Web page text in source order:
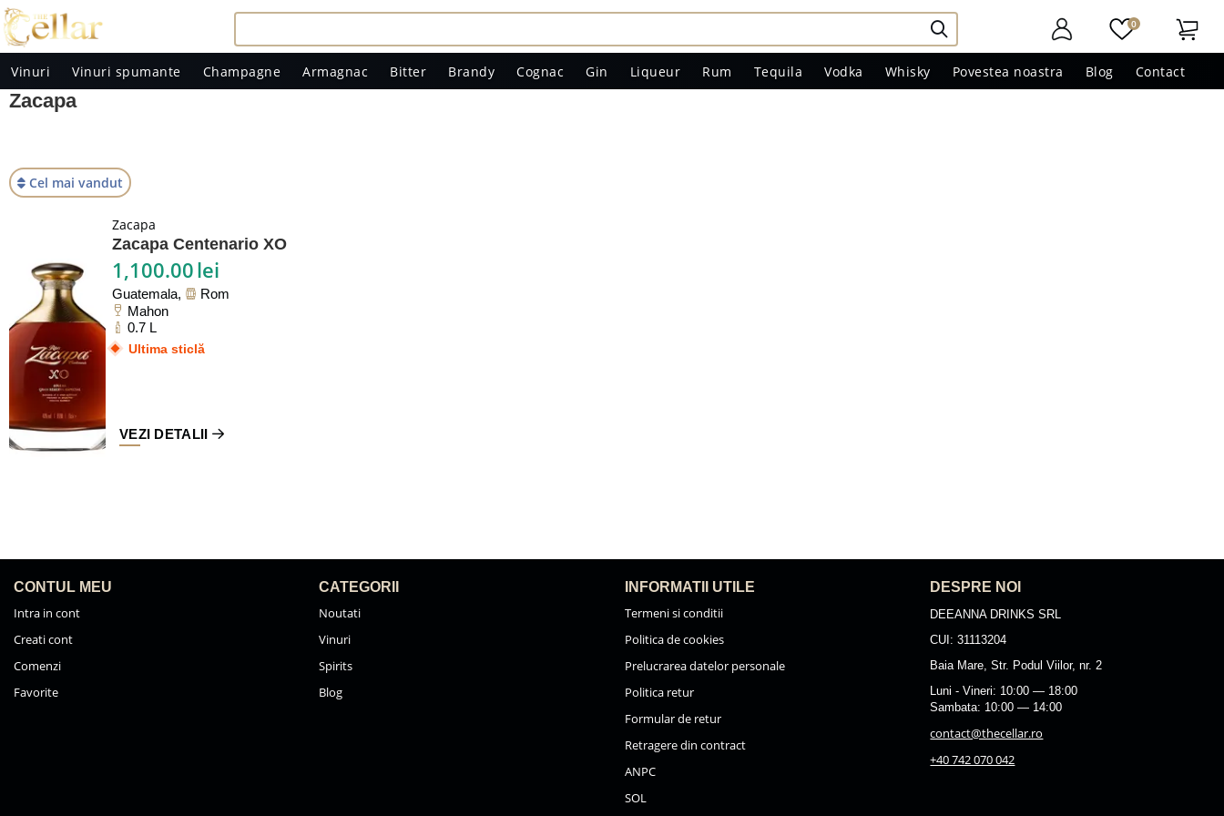
0
Vinuri Vinuri spumante Champagne Armagnac Bitter Brandy Cognac Gin Liqueur Rum Tequila Vodka Whisky Povestea noastra Blog Contact
Zacapa
Cel mai vandut
Zacapa
Zacapa Centenario XO
1,100.00lei
Guatemala,
Rom
Mahon
0.7 L
Ultima sticlă
VEZI DETALII
CONTUL MEU
Intra in cont
Creati cont
Comenzi
Favorite
CATEGORII
Noutati
Vinuri
Spirits
Blog
INFORMATII UTILE
Termeni si conditii
Politica de cookies
Prelucrarea datelor personale
Politica retur
Formular de retur
Retragere din contract
ANPC
SOL
DESPRE NOI
DEEANNA DRINKS SRL
CUI: 31113204
Baia Mare, Str. Podul Viilor, nr. 2
Luni - Vineri: 10:00 — 18:00
Sambata: 10:00 — 14:00
contact@thecellar.ro
+40 742 070 042